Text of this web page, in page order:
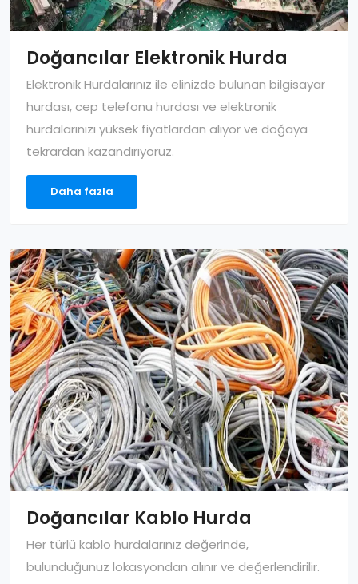
Doğancılar Elektronik Hurda
Elektronik Hurdalarınız ile elinizde bulunan bilgisayar
hurdası, cep telefonu hurdası ve elektronik
hurdalarınızı yüksek fiyatlardan alıyor ve doğaya
tekrardan kazandırıyoruz.
Daha fazla
Doğancılar Kablo Hurda
Her türlü kablo hurdalarınız değerinde,
bulunduğunuz lokasyondan alınır ve değerlendirilir.